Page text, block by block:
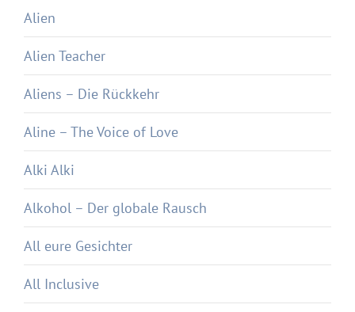
Alien
Alien Teacher
Aliens – Die Rückkehr
Aline – The Voice of Love
Alki Alki
Alkohol – Der globale Rausch
All eure Gesichter
All Inclusive